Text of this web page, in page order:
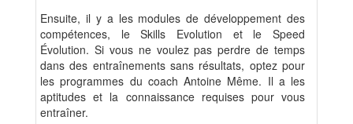
Ensuite, il y a les modules de développement des
compétences, le Skills Evolution et le Speed
Évolution. Si vous ne voulez pas perdre de temps
dans des entraînements sans résultats, optez pour
les programmes du coach Antoine Même. Il a les
aptitudes et la connaissance requises pour vous
entraîner.